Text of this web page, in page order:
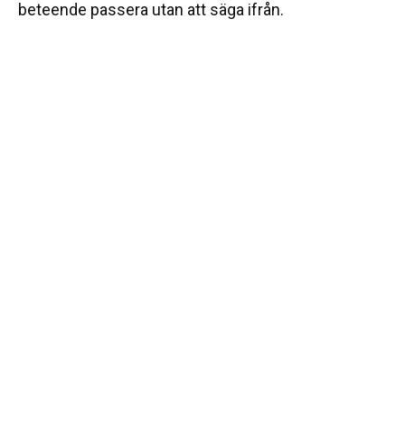
beteende passera utan att säga ifrån.